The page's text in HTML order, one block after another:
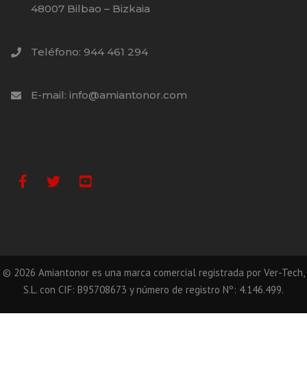
48007 Bilbao – Bizkaia
Teléfono: 944 461 294
E-mail: info@amiantonor.com
Facebook
TwitterYoutube
© 2026 Amiantonor es una marca comercial registrada por Ver-Tech,
S.L. con CIF: B95708673 y número de registro Nº: 4.146.499.